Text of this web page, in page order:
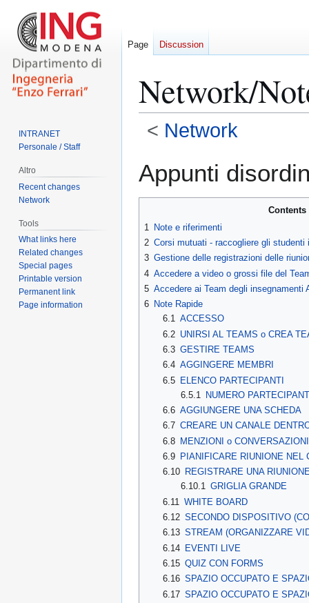
Network/
< Network
to
to
Appunti
Contents
1
Note e riferimenti
2 Corsi mutuati - raccogliere gli studenti
3 Gestione delle registrazioni delle
4 Accedere a video o grossi file del
5 Accedere ai Team degli insegnamenti
6 Note Rapide
6.1 ACCESSO
6.2 UNIRSI AL TEAMS o CREA
6.3 GESTIRE TEAMS
6.4 AGGINGERE MEMBRI
6.5 ELENCO PARTECIPANTI
6.5.1
NUMERO
6.6 AGGIUNGERE UNA SCHEDA
6.7 CREARE UN CANALE
6.8 MENZIONI o CONVERSAZIONI
6.9
PIANIFICARE RIUNIONE NEL
6.10
REGISTRARE UNA
6.10.1 GRIGLIA GRANDE
6.11 WHITE BOARD
6.12 SECONDO DISPOSITIVO
6.13 STREAM (ORGANIZZARE
6.14 EVENTI LIVE
6.15 QUIZ CON FORMS
6.16 SPAZIO OCCUPATO E
6.17 SPAZIO OCCUPATO E
Page Discussion
INTRANET
Personale / Staff
Altro
Recent changes
Network
Tools
What links here
Related changes
Special pages
Printable version
Permanent link
Page information